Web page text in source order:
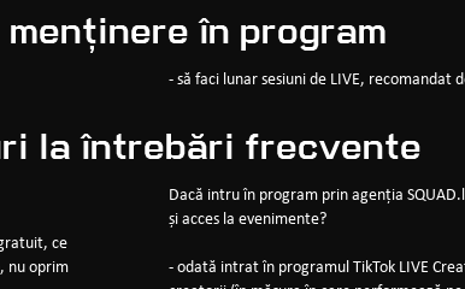
în program
- să faci lunar sesiuni de LIVE, recomandat
la întrebări frecvente
ce
nu oprim
Dacă intru în program prin agenția
și acces la evenimente?
- odată intrat în programul TikTok LIVE